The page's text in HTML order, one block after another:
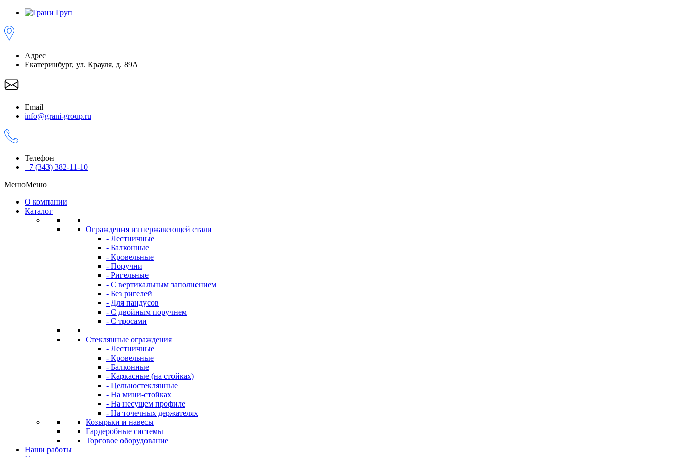
Адрес
Екатеринбург, ул. Крауля, д. 89А
Email
info@grani-group.ru
Телефон
+7 (343) 382-11-10
МенюМеню
О компании
Каталог
Ограждения из нержавеющей стали
- Лестничные
- Балконные
- Кровельные
- Поручни
- Ригельные
- С вертикальным заполнением
- Без ригелей
- Для пандусов
- С двойным поручнем
- С тросами
Стеклянные ограждения
- Лестничные
- Кровельные
- Балконные
- Каркасные (на стойках)
- Цельностеклянные
- На мини-стойках
- На несущем профиле
- На точечных держателях
Козырьки и навесы
Гардеробные системы
Торговое оборудование
Наши работы